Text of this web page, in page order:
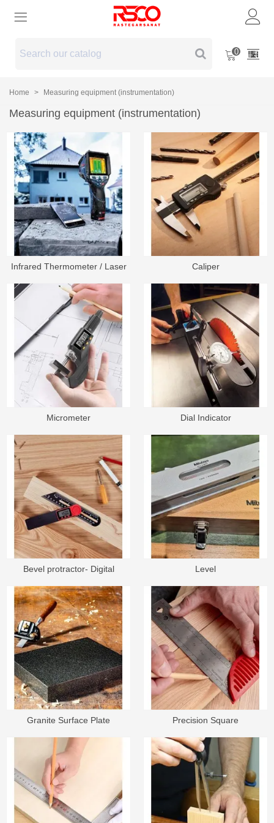
0
Home > Measuring equipment (instrumentation)
Measuring equipment (instrumentation)
Infrared Thermometer / Laser
Caliper
Micrometer Dial Indicator
Bevel protractor- Digital
Level
Granite Surface Plate Precision Square